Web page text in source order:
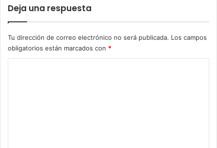
Deja una respuesta
Tu dirección de correo electrónico no será publicada. Los campos
obligatorios están marcados con *